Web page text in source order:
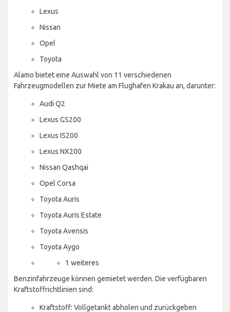
Lexus
Nissan
Opel
Toyota
Alamo bietet eine Auswahl von 11 verschiedenen
Fahrzeugmodellen zur Miete am Flughafen Krakau an, darunter:
Audi Q2
Lexus GS200
Lexus IS200
Lexus NX200
Nissan Qashqai
Opel Corsa
Toyota Auris
Toyota Auris Estate
Toyota Avensis
Toyota Aygo
1 weiteres
Benzinfahrzeuge können gemietet werden. Die verfügbaren
Kraftstoffrichtlinien sind:
Kraftstoff: Vollgetankt abholen und zurückgeben